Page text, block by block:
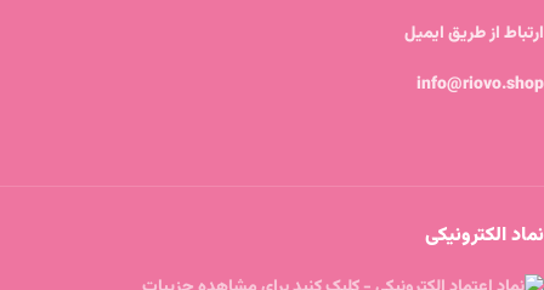
ارتباط از طریق ایمیل
info@riovo.shop
نماد الکترونیکی